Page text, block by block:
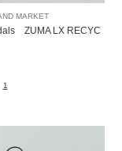
MARKET
ZUMA LX RECYC
1